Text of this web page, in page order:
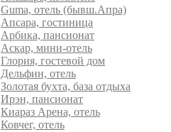
Guma, отель (бывш.Апра)
Апсара, гостиница
Арбика, пансионат
Аскар, мини-отель
Глория, гостевой дом
Дельфин, отель
Золотая бухта, база отдыха
Ирэн, пансионат
Киараз Арена, отель
Ковчег, отель